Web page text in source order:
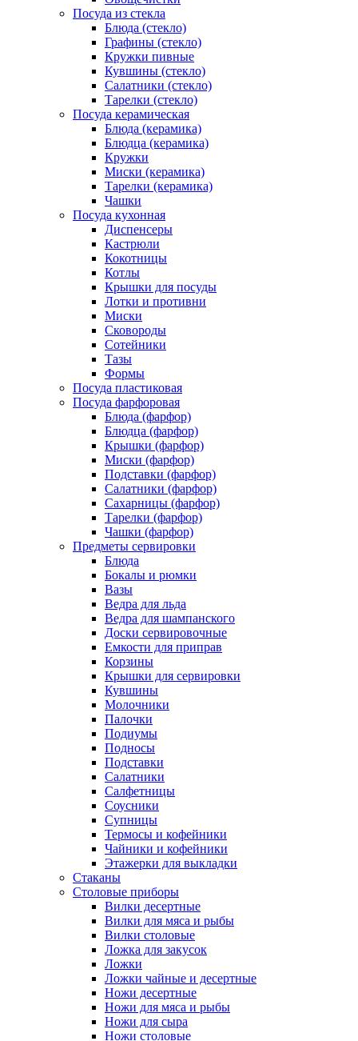
Посуда из стекла
Блюда (стекло)
Графины (стекло)
Кружки пивные
Кувшины (стекло)
Салатники (стекло)
Тарелки (стекло)
Посуда керамическая
Блюда (керамика)
Блюдца (керамика)
Кружки
Миски (керамика)
Тарелки (керамика)
Чашки
Посуда кухонная
Диспенсеры
Кастрюли
Кокотницы
Котлы
Крышки для посуды
Лотки и противни
Миски
Сковороды
Сотейники
Тазы
Формы
Посуда пластиковая
Посуда фарфоровая
Блюда (фарфор)
Блюдца (фарфор)
Крышки (фарфор)
Миски (фарфор)
Подставки (фарфор)
Салатники (фарфор)
Сахарницы (фарфор)
Тарелки (фарфор)
Чашки (фарфор)
Предметы сервировки
Блюда
Бокалы и рюмки
Вазы
Ведра для льда
Ведра для шампанского
Доски сервировочные
Емкости для приправ
Корзины
Крышки для сервировки
Кувшины
Молочники
Палочки
Подиумы
Подносы
Подставки
Салатники
Салфетницы
Соусники
Супницы
Термосы и кофейники
Чайники и кофейники
Этажерки для выкладки
Стаканы
Столовые приборы
Вилки десертные
Вилки для мяса и рыбы
Вилки столовые
Ложка для закусок
Ложки
Ложки чайные и десертные
Ножи десертные
Ножи для мяса и рыбы
Ножи для сыра
Ножи столовые